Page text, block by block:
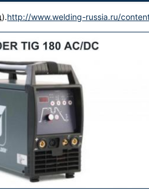
http://www.welding-russia.ru/